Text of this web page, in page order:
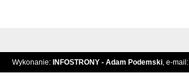
Wykonanie: INFOSTRONY - Adam Podemski, e-mail: